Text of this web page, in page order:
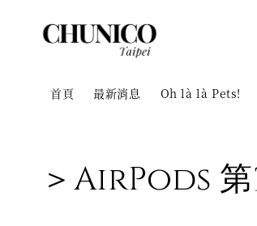
首頁 最新消息 Oh là là Pets!
＞AirPods